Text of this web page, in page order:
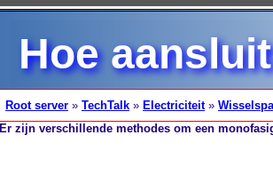
Hoe
Root server » TechTalk » Electriciteit»
Er zijn verschillende methodes om een